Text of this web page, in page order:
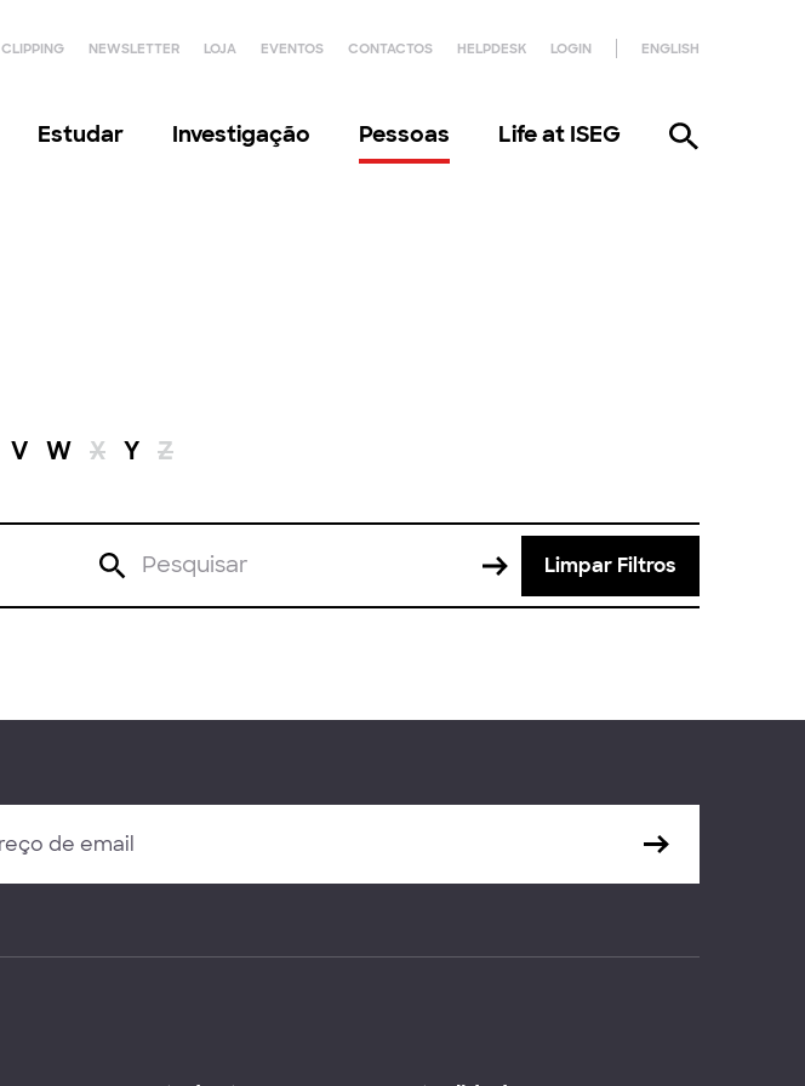
CLIPPING NEWSLETTER LOJA EVENTOS CONTACTOS HELPDESK LOGIN ENGLISH
Estudar Investigação Pessoas Life at ISEG
V W X Y Z
Limpar Filtros